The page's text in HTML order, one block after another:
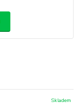
Skladem